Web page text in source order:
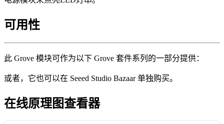
可用性
此 Grove 模块可作为以下 Grove 套件系列的一部分提供：
或者，它也可以在 Seeed Studio Bazaar 单独购买。
在线原理图查看器